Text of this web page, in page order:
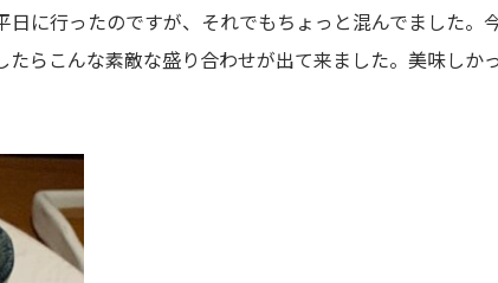
に行ったのですが、それでもちょっと混んでました。
らこんな素敵な盛り合わせが出て来ました。美味しか